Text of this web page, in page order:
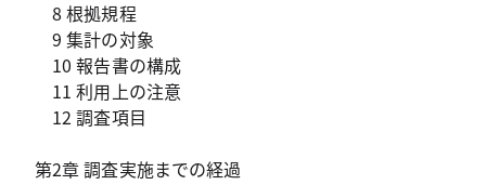
8 根拠規程
9 集計の対象
10 報告書の構成
11 利用上の注意
12 調査項目
第2章 調査実施までの経過